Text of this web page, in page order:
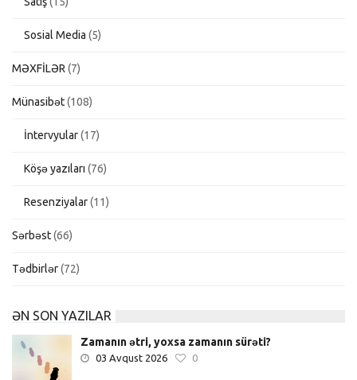
Sosial Media (5)
MƏXFİLƏR (7)
Münasibət(108)
İntervyular(17)
Köşə yazıları (76)
Resenziyalar(11)
Sərbəst(66)
Tədbirlər(72)
ƏN SON YAZILAR
Zamanın ətri, yoxsa zamanın sürəti?
03 Avqust 2026 0